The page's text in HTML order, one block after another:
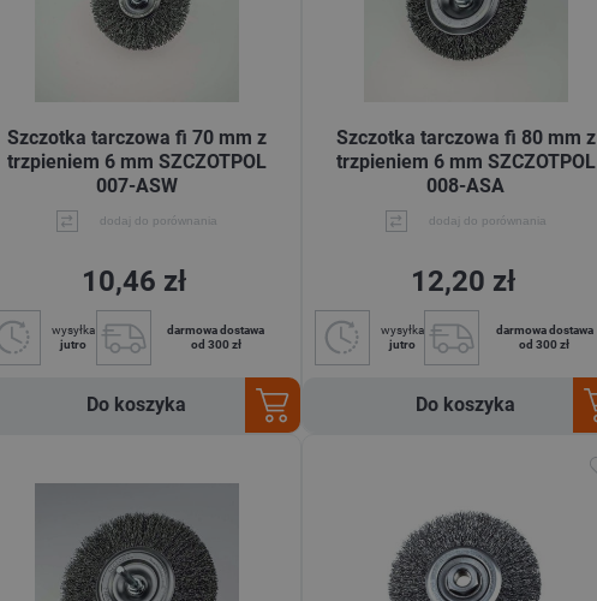
Szczotka tarczowa fi 70 mm z
trzpieniem 6 mm SZCZOTPOL
007-ASW
dodaj do porównania
10,46 zł
wysyłka
jutro
darmowa dostawa
od 300 zł
Do koszyka
Szczotka tarczowa fi 80 mm z
trzpieniem 6 mm SZCZOTPOL
008-ASA
dodaj do porównania
12,20 zł
wysyłka
jutro
darmowa dostawa
od 300 zł
Do koszyka